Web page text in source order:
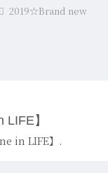
2019☆Brand new
】
in LIFE】.